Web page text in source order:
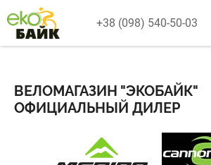
+38 (098) 540-50-03
ВЕЛОМАГАЗИН "ЭКОБАЙК"
ОФИЦИАЛЬНЫЙ ДИЛЕР